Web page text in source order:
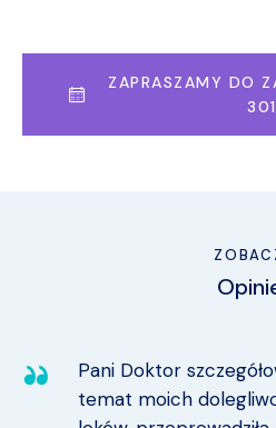
ZAPRASZAMY DO
301
Pani Doktor
temat moich